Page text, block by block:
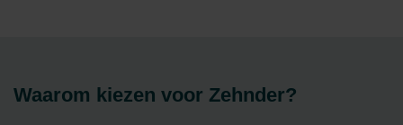
Waarom kiezen voor Zehnder?